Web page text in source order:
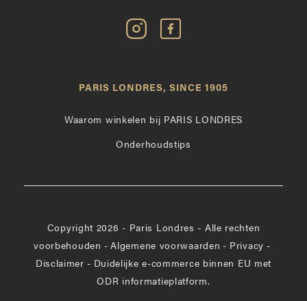
Volg
Paris
Instagram
Vind
op
PARIS LONDRES, SINCE 1905
Waarom winkelen bij PARIS LONDRES
Onderhoudstips
Copyright 2026 - Paris Londres - Alle rechten
voorbehouden - Algemene voorwaarden - Privacy -
Disclaimer - Duidelijke e-commerce binnen EU met
ODR informatieplatform.